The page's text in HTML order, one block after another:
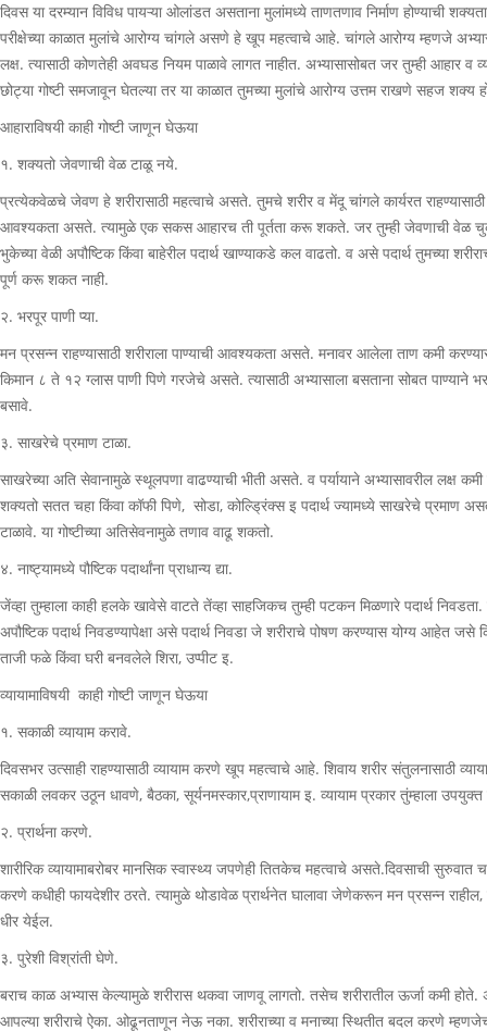
दिवस या दरम्यान विविध पायऱ्या ओलांडत असताना मुलांमध्ये ताणतणाव निर्माण होण्याची
परीक्षेच्या काळात मुलांचे आरोग्य चांगले असणे हे खूप महत्वाचे आहे. चांगले आरोग्य म्हणजे
लक्ष. त्यासाठी कोणतेही अवघड नियम पाळावे लागत नाहीत. अभ्यासासोबत जर तुम्ही आहार व
छोट्या गोष्टी समजावून घेतल्या तर या काळात तुमच्या मुलांचे आरोग्य उत्तम राखणे सहज शक्य
आहाराविषयी काही गोष्टी जाणून घेऊया
१. शक्यतो जेवणाची वेळ टाळू नये.
प्रत्येकवेळचे जेवण हे शरीरासाठी महत्वाचे असते. तुमचे शरीर व मेंदू चांगले कार्यरत राहण्यासाठी
आवश्यकता असते. त्यामुळे एक सकस आहारच ती पूर्तता करू शकते. जर तुम्ही जेवणाची वेळ
भुकेच्या वेळी अपौष्टिक किंवा बाहेरील पदार्थ खाण्याकडे कल वाढतो. व असे पदार्थ तुमच्या
पूर्ण करू शकत नाही.
२. भरपूर पाणी प्या.
मन प्रसन्न राहण्यासाठी शरीराला पाण्याची आवश्यकता असते. मनावर आलेला ताण कमी
किमान ८ ते १२ ग्लास पाणी पिणे गरजेचे असते. त्यासाठी अभ्यासाला बसताना सोबत पाण्याने
बसावे.
३. साखरेचे प्रमाण टाळा.
साखरेच्या अति सेवानामुळे स्थूलपणा वाढण्याची भीती असते. व पर्यायाने अभ्यासावरील लक्ष
शक्यतो सतत चहा किंवा कॉफी पिणे, सोडा, कोल्ड्रिंक्स इ पदार्थ ज्यामध्ये साखरेचे प्रमाण
टाळावे. या गोष्टीच्या अतिसेवनामुळे तणाव वाढू शकतो.
४. नाष्ट्यामध्ये पौष्टिक पदार्थांना प्राधान्य द्या.
जेंव्हा तुम्हाला काही हलके खावेसे वाटते तेंव्हा साहजिकच तुम्ही पटकन मिळणारे पदार्थ
अपौष्टिक पदार्थ निवडण्यापेक्षा असे पदार्थ निवडा जे शरीराचे पोषण करण्यास योग्य आहेत जसे
ताजी फळे किंवा घरी बनवलेले शिरा, उप्पीट इ.
व्यायामाविषयी काही गोष्टी जाणून घेऊया
१. सकाळी व्यायाम करावे.
दिवसभर उत्साही राहण्यासाठी व्यायाम करणे खूप महत्वाचे आहे. शिवाय शरीर संतुलनासाठी
सकाळी लवकर उठून धावणे, बैठका, सूर्यनमस्कार,प्राणायाम इ. व्यायाम प्रकार तुंम्हाला
२. प्रार्थना करणे.
शारीरिक व्यायामाबरोबर मानसिक स्वास्थ्य जपणेही तितकेच महत्वाचे असते.दिवसाची सुरुवात
करणे कधीही फायदेशीर ठरते. त्यामुळे थोडावेळ प्रार्थनेत घालावा जेणेकरून मन प्रसन्न
धीर येईल.
३. पुरेशी विश्रांती घेणे.
बराच काळ अभ्यास केल्यामुळे शरीरास थकवा जाणवू लागतो. तसेच शरीरातील ऊर्जा कमी होते.
आपल्या शरीराचे ऐका. ओढूनताणून नेऊ नका. शरीराच्या व मनाच्या स्थितीत बदल करणे